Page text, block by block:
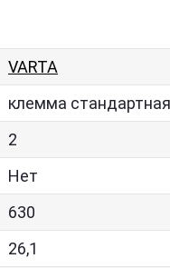
VARTA
клемма стандартная
2
Нет
630
26,1